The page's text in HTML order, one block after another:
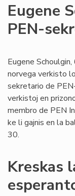
Eugene
PEN-
Eugene
norvega verkisto
sekretario de
verkistoj en
membro de PEN
ke li gajnis en la
30.
Kreskas